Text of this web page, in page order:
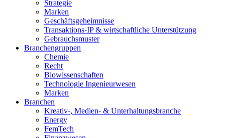
Strategie
Marken
Geschäftsgeheimnisse
Transaktions-IP & wirtschaftliche Unterstützung
Gebrauchsmuster
Branchengruppen
Chemie
Recht
Biowissenschaften
Technologie Ingenieurwesen
Marken
Branchen
Kreativ-, Medien- & Unterhaltungsbranche
Energy
FemTech